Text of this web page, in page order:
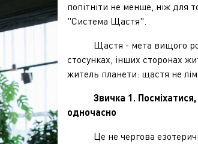
попітніти не менше, ніж для
"Система Щастя".
Щастя - мета вищого
стосунках, інших сторонах
житель планети: щастя не
Звичка 1.
одночасно
Це не чергова езотерична